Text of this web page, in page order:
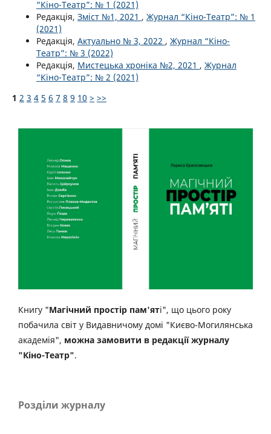
“Кіно-Театр”: № 1 (2021)
Редакція, Зміст №1, 2021 , Журнал “Кіно-Театр”: № 1
(2021)
Редакція, Актуально № 3, 2022 , Журнал “Кіно-
Театр”: № 3 (2022)
Редакція, Мистецька хроніка №2, 2021 , Журнал
“Кіно-Театр”: № 2 (2021)
1 2 3 4 5 6 7 8 9 10 > >>
Книгу "Магічний простір пам'яті", що цього року
побачила світ у Видавничому домі "Києво-Могилянська
академія", можна замовити в редакції журналу
"Кіно-Театр".
Розділи журналу